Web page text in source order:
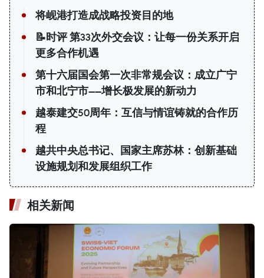
将岘港打造成战略投资目的地
📝时评 第33次外交会议：让每一份关系开启
更多合作机遇
第十六届国会第一次非常规会议：成立广宁
市和北宁市——增长极发展的新动力
越泰建交50周年：互信与情谊铸就的合作历
程
越共中央总书记、国家主席苏林：创新基础
设施规划和发展组织工作
相关新闻